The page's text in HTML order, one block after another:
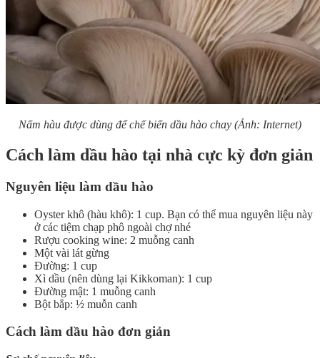
Nấm hàu được dùng để chế biến dầu hào chay (Ảnh: Internet)
Cách làm dầu hào tại nhà cực kỳ đơn giản
Nguyên liệu làm dầu hào
Oyster khô (hàu khô): 1 cup. Bạn có thể mua nguyên liệu này
ở các tiệm chạp phô ngoài chợ nhé
Rượu cooking wine: 2 muỗng canh
Một vài lát gừng
Đường: 1 cup
Xì dầu (nên dùng lại Kikkoman): 1 cup
Đường mật: 1 muỗng canh
Bột bắp: ½ muỗn canh
Cách làm dầu hào đơn giản